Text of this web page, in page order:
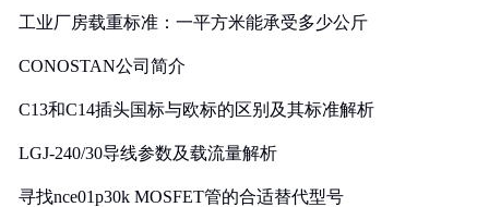
工业厂房载重标准：一平方米能承受多少公斤
CONOSTAN公司简介
C13和C14插头国标与欧标的区别及其标准解析
LGJ-240/30导线参数及载流量解析
寻找nce01p30k MOSFET管的合适替代型号